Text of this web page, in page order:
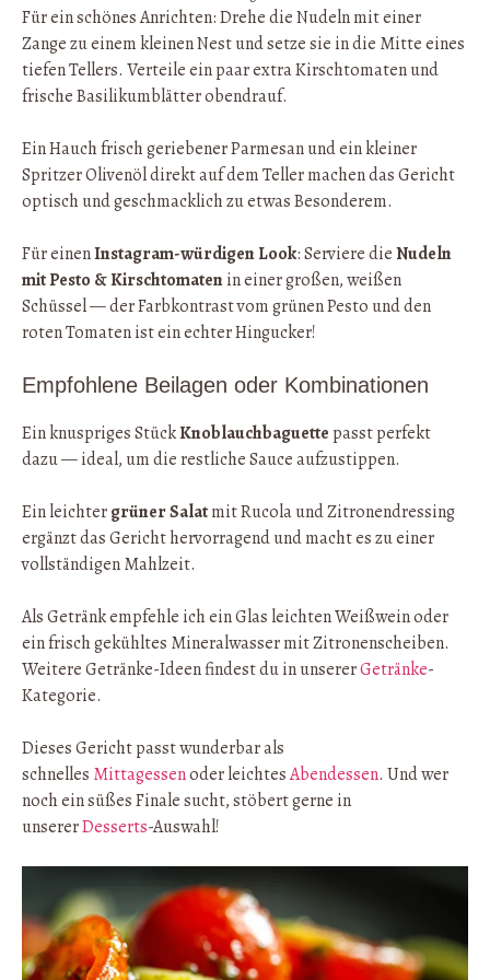
Für ein schönes Anrichten: Drehe die Nudeln mit einer
Zange zu einem kleinen Nest und setze sie in die Mitte eines
tiefen Tellers. Verteile ein paar extra Kirschtomaten und
frische Basilikumblätter obendrauf.
Ein Hauch frisch geriebener Parmesan und ein kleiner
Spritzer Olivenöl direkt auf dem Teller machen das Gericht
optisch und geschmacklich zu etwas Besonderem.
Für einenInstagram-würdigen Look: Serviere dieNudeln
mit Pesto & Kirschtomatenin einer großen, weißen
Schüssel — der Farbkontrast vom grünen Pesto und den
roten Tomaten ist ein echter Hingucker!
Empfohlene Beilagen oder Kombinationen
Ein knuspriges StückKnoblauchbaguette passt perfekt
dazu — ideal, um die restliche Sauce aufzustippen.
Ein leichtergrüner Salatmit Rucola und Zitronendressing
ergänzt das Gericht hervorragend und macht es zu einer
vollständigen Mahlzeit.
Als Getränk empfehle ich ein Glas leichten Weißwein oder
ein frisch gekühltes Mineralwasser mit Zitronenscheiben.
Weitere Getränke-Ideen findest du in unsererGetränke-
Kategorie.
Dieses Gericht passt wunderbar als
schnelles Mittagessenoder leichtesAbendessen. Und wer
noch ein süßes Finale sucht, stöbert gerne in
unsererDesserts-Auswahl!